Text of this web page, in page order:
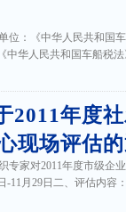
位：《中华人民共和国
中华人民共和国车船税
2011年度
现场评估
专家对2011年度市级企
11月29日二、评估内容